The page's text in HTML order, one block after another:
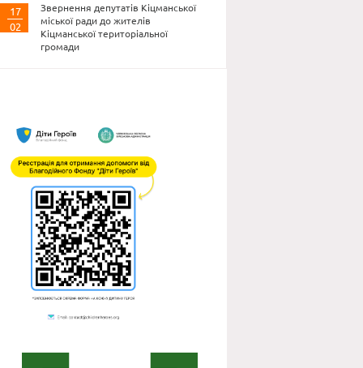
17
02
Звернення депутатів Кіцманської
міської ради до жителів
Кіцманської територіальної
громади